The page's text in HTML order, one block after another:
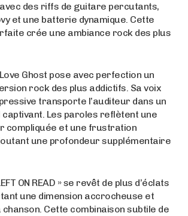
des riffs de guitare percutants,
et une batterie dynamique. Cette
crée une ambiance rock des plus
Ghost pose avec perfection un
rock des plus addictifs. Sa voix
transporte l’auditeur dans un
Les paroles reflètent une
compliquée et une frustration
une profondeur supplémentaire
ON READ » se revêt de plus d’éclats
une dimension accrocheuse et
Cette combinaison subtile de